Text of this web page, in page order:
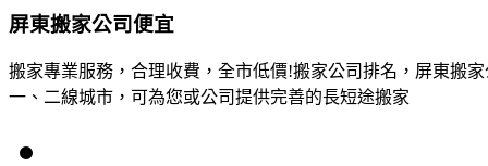
屏東搬家公司便宜
搬家專業服務，合理收費，全市低價!搬家公司排名，屏東搬
一、二線城市，可為您或公司提供完善的長短途搬家